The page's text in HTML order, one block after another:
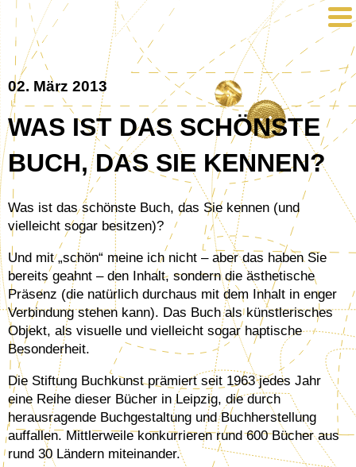
02. März 2013
WAS IST DAS SCHÖNSTE
BUCH, DAS SIE KENNEN?
Was ist das schönste Buch, das Sie kennen (und
vielleicht sogar besitzen)?
Und mit „schön“ meine ich nicht – aber das haben Sie
bereits geahnt – den Inhalt, sondern die ästhetische
Präsenz (die natürlich durchaus mit dem Inhalt in enger
Verbindung stehen kann). Das Buch als künstlerisches
Objekt, als visuelle und vielleicht sogar haptische
Besonderheit.
Die Stiftung Buchkunst prämiert seit 1963 jedes Jahr
eine Reihe dieser Bücher in Leipzig, die durch
herausragende Buchgestaltung und Buchherstellung
auffallen. Mittlerweile konkurrieren rund 600 Bücher aus
rund 30 Ländern miteinander.